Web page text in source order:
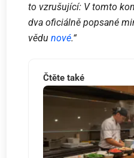
to vzrušující: V tomto
dva oficiálně popsané
vědunové.“
Čtěte také